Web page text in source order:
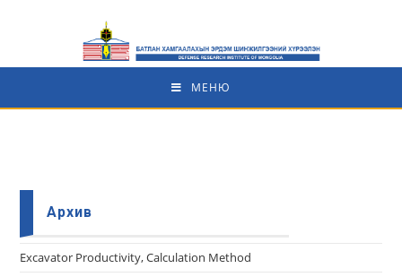
МЕНЮ
Архив
Еxcavator Productivity, Calculation Method